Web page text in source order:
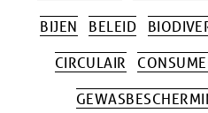
BIJEN
BELEID
CIRCULAIR